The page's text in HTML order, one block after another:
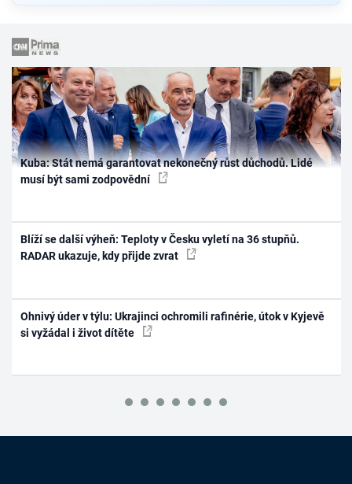
Kuba: Stát nemá garantovat nekonečný růst důchodů. Lidé
musí být sami zodpovědní
Blíží se další výheň: Teploty v Česku vyletí na 36 stupňů.
RADAR ukazuje, kdy přijde zvrat
Ohnivý úder v týlu: Ukrajinci ochromili rafinérie, útok v Kyjevě
si vyžádal i život dítěte